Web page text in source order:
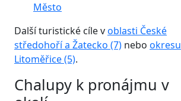
Město
Další turistické cíle voblasti České
středohoří a Žatecko (7) nebo okresu
Litoměřice (5).
Chalupy k pronájmu v